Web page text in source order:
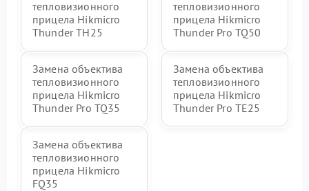
тепловизионного
прицела Hikmicro
Thunder TH25
тепловизионного
прицела Hikmicro
Thunder Pro TQ50
Замена объектива
тепловизионного
прицела Hikmicro
Thunder Pro TQ35
Замена объектива
тепловизионного
прицела Hikmicro
Thunder Pro TE25
Замена объектива
тепловизионного
прицела Hikmicro
FQ35